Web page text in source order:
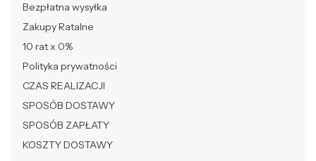
Bezpłatna wysyłka
Zakupy Ratalne
10 rat x 0%
Polityka prywatności
CZAS REALIZACJI
SPOSÓB DOSTAWY
SPOSÓB ZAPŁATY
KOSZTY DOSTAWY